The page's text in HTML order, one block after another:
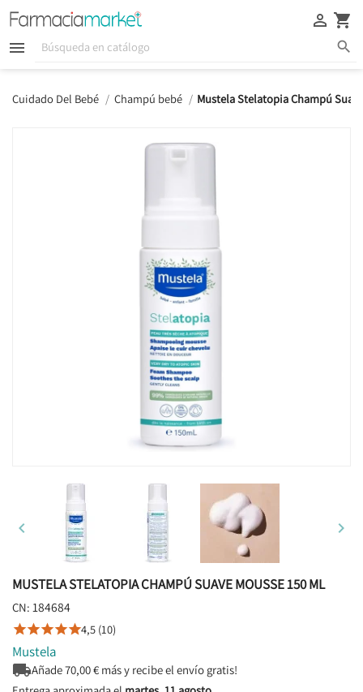
  
 
Cuidado Del Bebé Champú bebé Mustela Stelatopia Champú
 
MUSTELA STELATOPIA CHAMPÚ SUAVE MOUSSE 150 ML
CN: 184684
4,5 (10)
Mustela
Añade70,00€ más y recibe el envío gratis!